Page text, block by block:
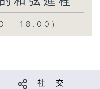
- 18:00)
社 交